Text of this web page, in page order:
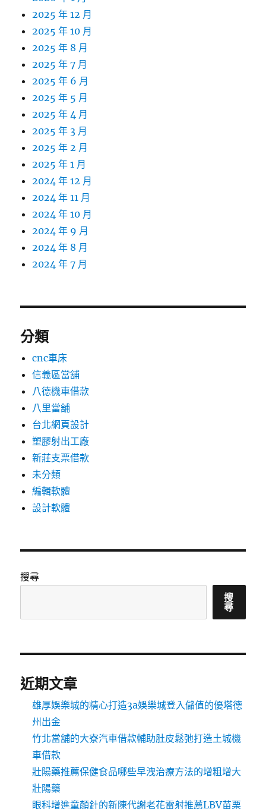
2025 年 12 月
2025 年 10 月
2025 年 8 月
2025 年 7 月
2025 年 6 月
2025 年 5 月
2025 年 4 月
2025 年 3 月
2025 年 2 月
2025 年 1 月
2024 年 12 月
2024 年 11 月
2024 年 10 月
2024 年 9 月
2024 年 8 月
2024 年 7 月
分類
cnc車床
信義區當舖
八德機車借款
八里當舖
台北網頁設計
塑膠射出工廠
新莊支票借款
未分類
編輯軟體
設計軟體
搜尋
搜
尋
近期文章
雄厚娛樂城的精心打造3a娛樂城登入儲值的優塔德
州出金
竹北當舖的大寮汽車借款輔助肚皮鬆弛打造土城機
車借款
壯陽藥推薦保健食品哪些早洩治療方法的增粗增大
壯陽藥
眼科增進童顏針的新陳代謝老花雷射推薦LBV苗栗